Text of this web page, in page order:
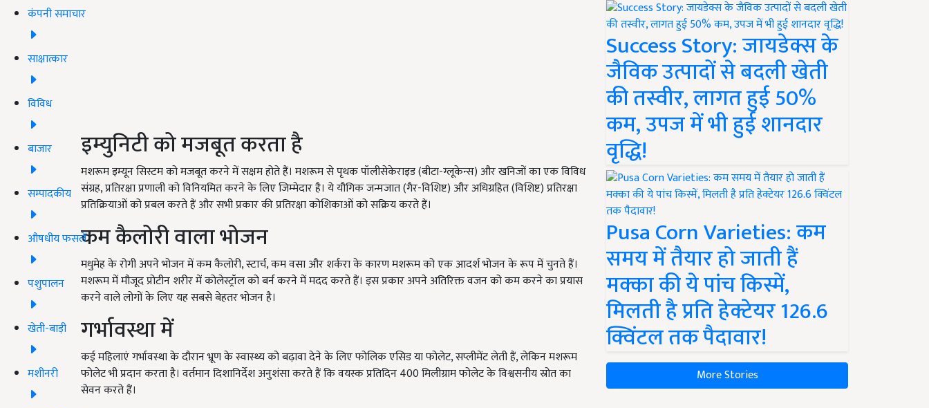
कंपनी समाचार
साक्षात्कार
विविध
बाजार
सम्पादकीय
औषधीय फसलें
पशुपालन
खेती-बाड़ी
मशीनरी
इम्युनिटी को मजबूत करता है
मशरूम इम्यून सिस्टम को मजबूत करने में सक्षम होते हैं। मशरूम से पृथक पॉलीसेकेराइड (बीटा-ग्लूकेन्स) और खनिजों का एक विविध
संग्रह, प्रतिरक्षा प्रणाली को विनियमित करने के लिए जिम्मेदार है। ये यौगिक जन्मजात (गैर-विशिष्ट) और अधिग्रहित (विशिष्ट) प्रतिरक्षा
प्रतिक्रियाओं को प्रबल करते हैं और सभी प्रकार की प्रतिरक्षा कोशिकाओं को सक्रिय करते हैं।
कम कैलोरी वाला भोजन
मधुमेह के रोगी अपने भोजन में कम कैलोरी, स्टार्च, कम वसा और शर्करा के कारण मशरूम को एक आदर्श भोजन के रूप में चुनते हैं।
मशरूम में मौजूद प्रोटीन शरीर में कोलेस्ट्रॉल को बर्न करने में मदद करते हैं। इस प्रकार अपने अतिरिक्त वजन को कम करने का प्रयास
करने वाले लोगों के लिए यह सबसे बेहतर भोजन है।
गर्भावस्था में
कई महिलाएं गर्भावस्था के दौरान भ्रूण के स्वास्थ्य को बढ़ावा देने के लिए फोलिक एसिड या फोलेट, सप्लीमेंट लेती हैं, लेकिन मशरूम
फोलेट भी प्रदान करता है। वर्तमान दिशानिर्देश अनुशंसा करते हैं कि वयस्क प्रतिदिन 400 मिलीग्राम फोलेट के विश्वसनीय स्रोत का
सेवन करते हैं।
Success Story: जायडेक्स के
जैविक उत्पादों से बदली खेती
की तस्वीर, लागत हुई 50%
कम, उपज में भी हुई शानदार
वृद्धि!
Pusa Corn Varieties: कम
समय में तैयार हो जाती हैं
मक्का की ये पांच किस्में,
मिलती है प्रति हेक्टेयर 126.6
क्विंटल तक पैदावार!
More Stories